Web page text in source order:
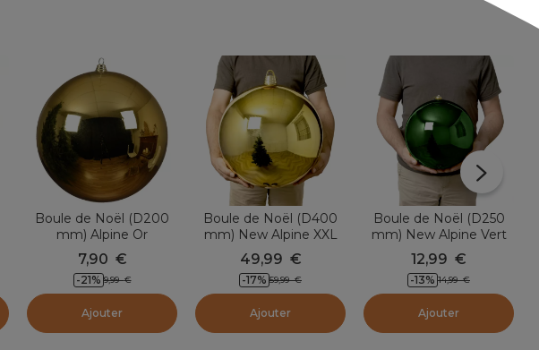
Boule de Noël (D200
mm) Alpine Or
7,90 €
-21% 9,99 €
Ajouter
Boule de Noël (D400
mm) New Alpine XXL
Or
49,99 €
-17% 59,99 €
Ajouter
Boule de Noël (D250
mm) New Alpine Vert
sapin
12,99 €
-13% 14,99 €
Ajouter